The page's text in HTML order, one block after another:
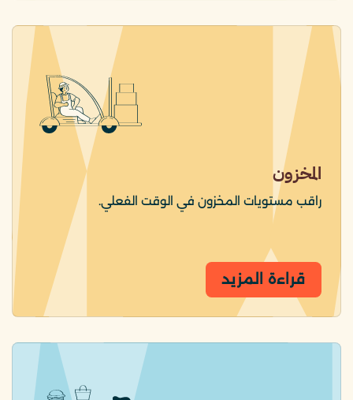
المخزون
راقب مستويات المخزون في الوقت الفعلي.
قراءة المزيد